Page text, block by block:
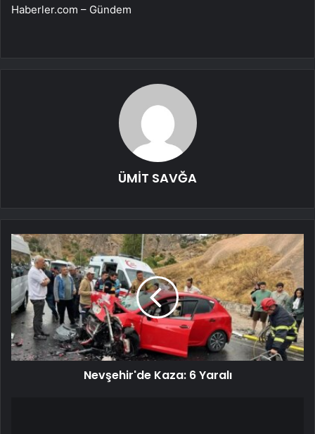
Haberler.com – Gündem
ÜMİT SAVĞA
Nevşehir'de Kaza: 6 Yaralı